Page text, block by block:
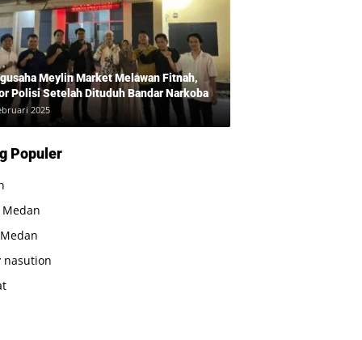
Meylin Market Melawan Fitnah,
Polisi Setelah Dituduh Bandar Narkoba
2025
Populer
nasution